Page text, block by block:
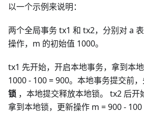
以一个示例来说明：
两个全局事务 tx1 和 tx2，分别对 a
操作，m 的初始值 1000。
tx1 先开始，开启本地事务，拿到本
1000 - 100 = 900。本地事务提交前
锁 ，本地提交释放本地锁。 tx2 后开
拿到本地锁，更新操作 m = 900 -